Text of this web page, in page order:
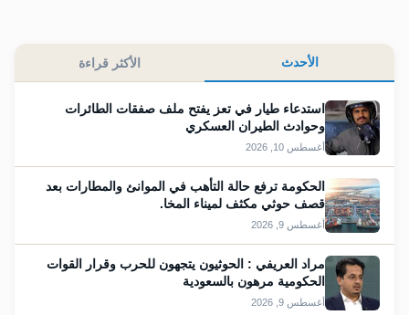
الأحدث الأكثر قراءة
استدعاء طيار في تعز يفتح ملف صفقات الطائرات
وحوادث الطيران العسكري
أغسطس 10, 2026
الحكومة ترفع حالة التأهب في الموانئ والمطارات بعد
قصف حوثي مكثف لميناء المخا.
أغسطس 9, 2026
مراد العريفي : الحوثيون يتجهون للحرب وقرار القوات
الحكومية مرهون بالسعودية
أغسطس 9, 2026